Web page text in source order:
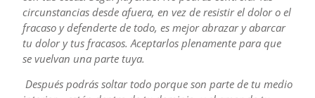
circunstancias desde afuera, en vez de resistir el dolor o el
fracaso y defenderte de todo, es mejor abrazar y abarcar
tu dolor y tus fracasos. Aceptarlos plenamente para que
se vuelvan una parte tuya.
Después podrás soltar todo porque son parte de tu medio